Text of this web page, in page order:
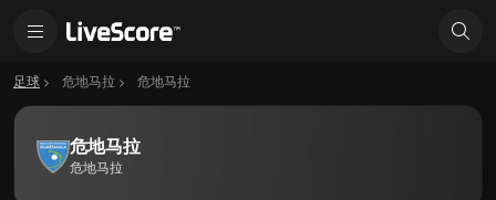
足球 危地马拉 危地马拉
危地马拉
危地马拉